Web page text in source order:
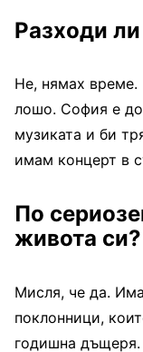
Разходи
Не, нямах
лошо. София е
музиката и би
имам концерт в
По
живота си?
Мисля, че да.
поклонници,
годишна дъщеря.